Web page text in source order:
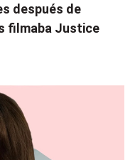
después de
filmaba Justice